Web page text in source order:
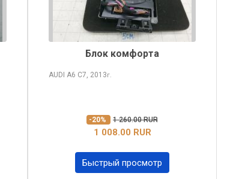
Блок комфорта
AUDI A6 C7, 2013г.
-20% 1 260.00 RUR
1 008.00 RUR
Быстрый просмотр